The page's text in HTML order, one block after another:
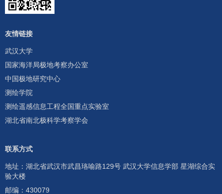
友情链接
武汉大学
国家海洋局极地考察办公室
中国极地研究中心
测绘学院
测绘遥感信息工程全国重点实验室
湖北省南北极科学考察学会
联系方式
地址：湖北省武汉市武昌珞喻路129号 武汉大学信息学部 星湖综合实
验大楼
邮编：430079